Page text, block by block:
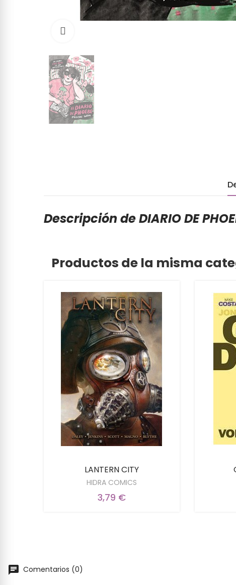
Descripción de DIARIO DE
Productos de la misma
LANTERN CITY
HIDRA COMICS
3,79 €
Comentarios (0)